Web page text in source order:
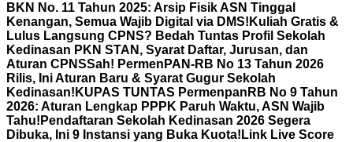
BKN No. 11 Tahun 2025: Arsip Fisik ASN Tinggal
Kenangan, Semua Wajib Digital via DMS! Kuliah Gratis &
Lulus Langsung CPNS? Bedah Tuntas Profil Sekolah
Kedinasan PKN STAN, Syarat Daftar, Jurusan, dan
Aturan CPNSSah! PermenPAN-RB No 13 Tahun 2026
Rilis, Ini Aturan Baru & Syarat Gugur Sekolah
Kedinasan! KUPAS TUNTAS PermenpanRB No 9 Tahun
2026: Aturan Lengkap PPPK Paruh Waktu, ASN Wajib
Tahu! Pendaftaran Sekolah Kedinasan 2026 Segera
Dibuka, Ini 9 Instansi yang Buka Kuota! Link Live Score